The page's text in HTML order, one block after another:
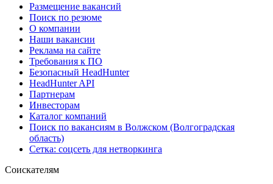
Размещение вакансий
Поиск по резюме
О компании
Наши вакансии
Реклама на сайте
Требования к ПО
Безопасный HeadHunter
HeadHunter API
Партнерам
Инвесторам
Каталог компаний
Поиск по вакансиям в Волжском (Волгоградская
область)
Сетка: соцсеть для нетворкинга
Соискателям